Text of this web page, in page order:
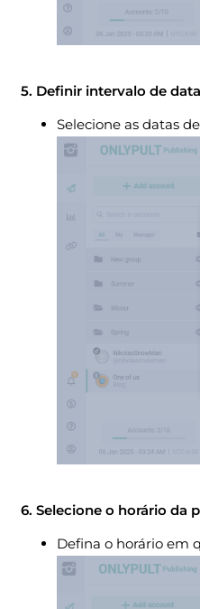
5. Definir intervalo de
Selecione as datas
6. Selecione o horário da
Defina o horário em